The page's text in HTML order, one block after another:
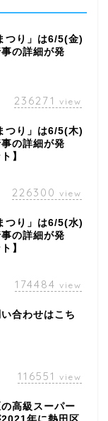
つり」は6/5(金)
の詳細が発
236271 view
つり」は6/5(木)
の詳細が発
】
226300 view
つり」は6/5(水)
の詳細が発
】
174484 view
合わせはこち
116551 view
の高級スーパー